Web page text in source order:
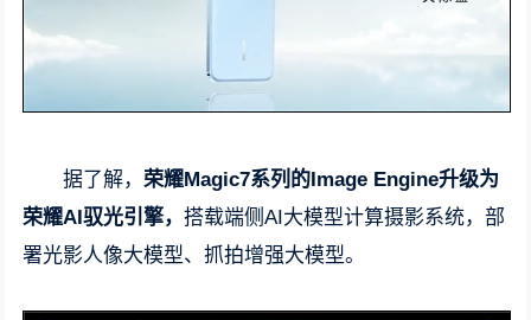
据了解，荣耀Magic7系列的Image Engine升级为
荣耀AI驭光引擎，搭载端侧AI大模型计算摄影系统，部
署光影人像大模型、抓拍增强大模型。